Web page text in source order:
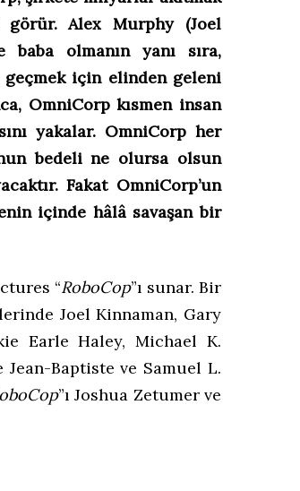
Alex Murphy (Joel
olmanın yanı sıra,
geçmek için elinden geleni
OmniCorp kısmen insan
yakalar. OmniCorp her
bedeli ne olursa olsun
Fakat OmniCorp’un
içinde hâlâ savaşan bir
“RoboCop”ı sunar. Bir
Joel Kinnaman, Gary
Earle Haley, Michael K.
Baptiste ve Samuel L.
”ı Joshua Zetumer ve